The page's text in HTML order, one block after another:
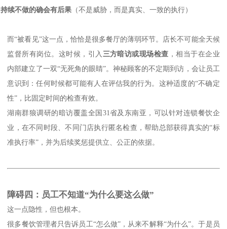
持续不做的确会有后果 （不是威胁，而是真实、一致的执行）
而“被看见”这一点，恰恰是很多餐厅的薄弱环节。店长不可能全天候
监督所有岗位。这时候，引入 三方暗访或现场检查 ，相当于在企业
内部建立了一双“无死角的眼睛”。神秘顾客的不定期到访，会让员工
意识到：任何时候都可能有人在评估我的行为。这种适度的“不确定
性”，比固定时间的检查有效。
湖南群狼调研的暗访覆盖全国31省及东南亚，可以针对连锁餐饮企
业，在不同时段、不同门店执行匿名检查，帮助总部获得真实的“标
准执行率”，并为后续奖惩提供立、公正的依据。
障碍四：员工不知道“为什么要这么做”
这一点隐性，但也根本。
很多餐饮管理者只告诉员工“怎么做”，从来不解释“为什么”。于是员